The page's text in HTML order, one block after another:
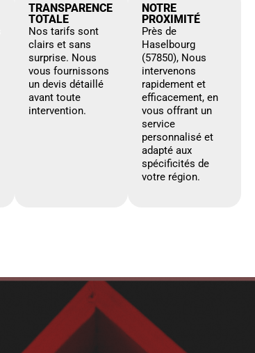
TRANSPARENCE
TOTALE
Nos tarifs sont
clairs et sans
surprise. Nous
vous fournissons
un devis détaillé
avant toute
intervention.
NOTRE
PROXIMITÉ
Près de
Haselbourg
(57850), Nous
intervenons
rapidement et
efficacement, en
vous offrant un
service
personnalisé et
adapté aux
spécificités de
votre région.